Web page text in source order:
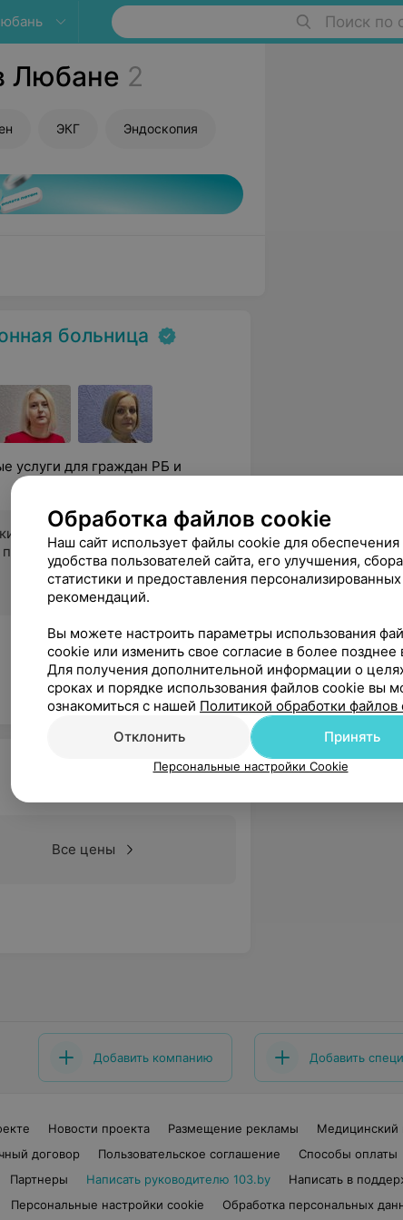
Поиск по
Любане 2
ЭКГ Эндоскопия
больница
услуги для граждан РБ и
(грудной
проекции
Рентген легких (грудной
полости) в 2 проекциях
Все цены
Добавить компанию Добавить
Новости проекта Размещение рекламы
Медицинский
договор
Пользовательское соглашение Способы оплаты
Партнеры
Написать руководителю 103.by
Написать в
Персональные настройки cookie
Обработка персональных
Обработка файлов cookie
Наш сайт использует файлы cookie для обеспечения
удобства пользователей сайта, его улучшения, сбора
статистики и предоставления персонализированных
рекомендаций.
Вы можете настроить параметры использования
cookie или изменить свое согласие в более позднее
Для получения дополнительной информации о
сроках и порядке использования файлов cookie вы
ознакомиться с нашей Политикой обработки файлов
Отклонить
Принять
Персональные настройки Cookie